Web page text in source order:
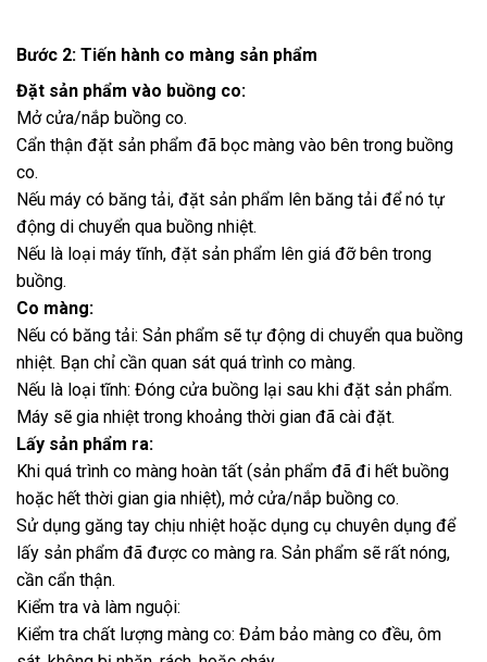
Bước 2: Tiến hành co màng sản phẩm
Đặt sản phẩm vào buồng co:
Mở cửa/nắp buồng co.
Cẩn thận đặt sản phẩm đã bọc màng vào bên trong buồng
co.
Nếu máy có băng tải, đặt sản phẩm lên băng tải để nó tự
động di chuyển qua buồng nhiệt.
Nếu là loại máy tĩnh, đặt sản phẩm lên giá đỡ bên trong
buồng.
Co màng:
Nếu có băng tải: Sản phẩm sẽ tự động di chuyển qua buồng
nhiệt. Bạn chỉ cần quan sát quá trình co màng.
Nếu là loại tĩnh: Đóng cửa buồng lại sau khi đặt sản phẩm.
Máy sẽ gia nhiệt trong khoảng thời gian đã cài đặt.
Lấy sản phẩm ra:
Khi quá trình co màng hoàn tất (sản phẩm đã đi hết buồng
hoặc hết thời gian gia nhiệt), mở cửa/nắp buồng co.
Sử dụng găng tay chịu nhiệt hoặc dụng cụ chuyên dụng để
lấy sản phẩm đã được co màng ra. Sản phẩm sẽ rất nóng,
cần cẩn thận.
Kiểm tra và làm nguội:
Kiểm tra chất lượng màng co: Đảm bảo màng co đều, ôm